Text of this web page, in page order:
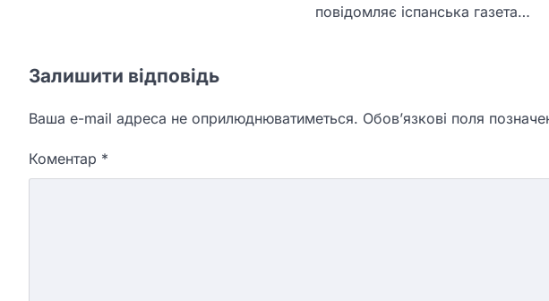
повідомляє іспанська газета…
Залишити відповідь
Ваша e-mail адреса не оприлюднюватиметься. Обов’язкові поля
Коментар *